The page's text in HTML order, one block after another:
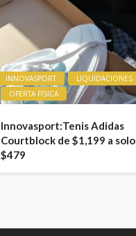
INNOVASPORT
LIQUIDACIONES
OFERTA FISICA
Innovasport:Tenis Adidas
Courtblock de $1,199 a solo
$479